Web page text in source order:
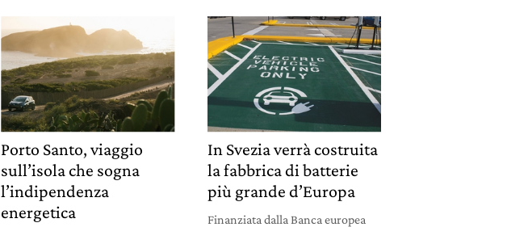
Porto Santo, viaggio
sull’isola che sogna
l’indipendenza
energetica
In Svezia verrà costruita
la fabbrica di batterie
più grande d’Europa
Finanziata dalla Banca europea